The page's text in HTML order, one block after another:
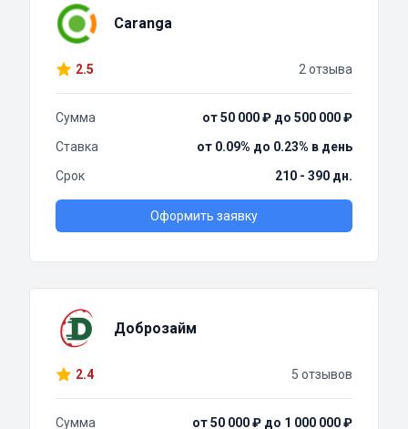
Caranga
2.5 2 отзыва
Сумма
от 50 000 ₽ до 500 000 ₽
Ставка
от 0.09% до 0.23% в день
Срок
210 - 390 дн.
Оформить заявку
Доброзайм
2.4 5 отзывов
Сумма от 50 000 ₽ до 1 000 000 ₽